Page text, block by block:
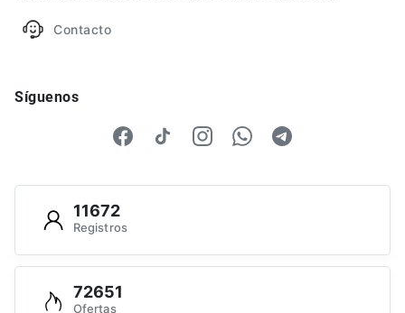
Contacto
Síguenos
11672
Registros
72651
Ofertas